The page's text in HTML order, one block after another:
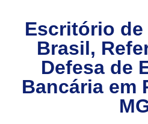
Escritório
Brasil,
Defesa de
Bancária em